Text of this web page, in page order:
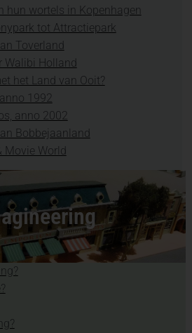
hun wortels in Kopenhagen
tot Attractiepark
Toverland
Walibi Holland
het Land van Ooit?
1992
anno 2002
Bobbejaanland
Movie World